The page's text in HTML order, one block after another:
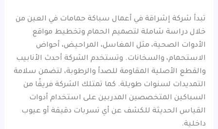
تبدأ شركة إشراقة في أعمال سباكة حمامات في العين من
خلال دراسة شاملة لتصميم الحمام وتخطيط مواقع
الأدوات الصحية، مثل المغاسل، المراحيض، أحواض
الاستحمام، والسخانات. وتستخدم الشركة أحدث الأنابيب
والقطع الأصلية المقاومة للصدأ والرطوبة، لتضمن سلامة
التمديدات لسنوات طويلة. كما تمتلك الشركة فريقًا من
السباكين المتخصصين المدربين على استخدام أدوات
القياس الحديثة للكشف عن أي تسربات دقيقة أو عيوب
داخلية.